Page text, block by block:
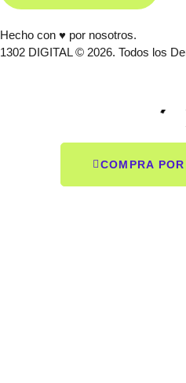
Hecho con ♥ por nosotros.
1302 DIGITAL © 2026. Todos los
COMPRA